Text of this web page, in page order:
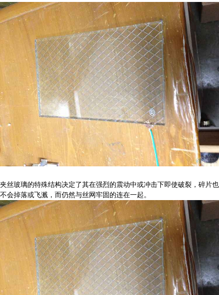
夹丝玻璃的特殊结构决定了其在强烈的震动中或冲击下即使破裂，碎片也
不会掉落或飞溅，而仍然与丝网牢固的连在一起。